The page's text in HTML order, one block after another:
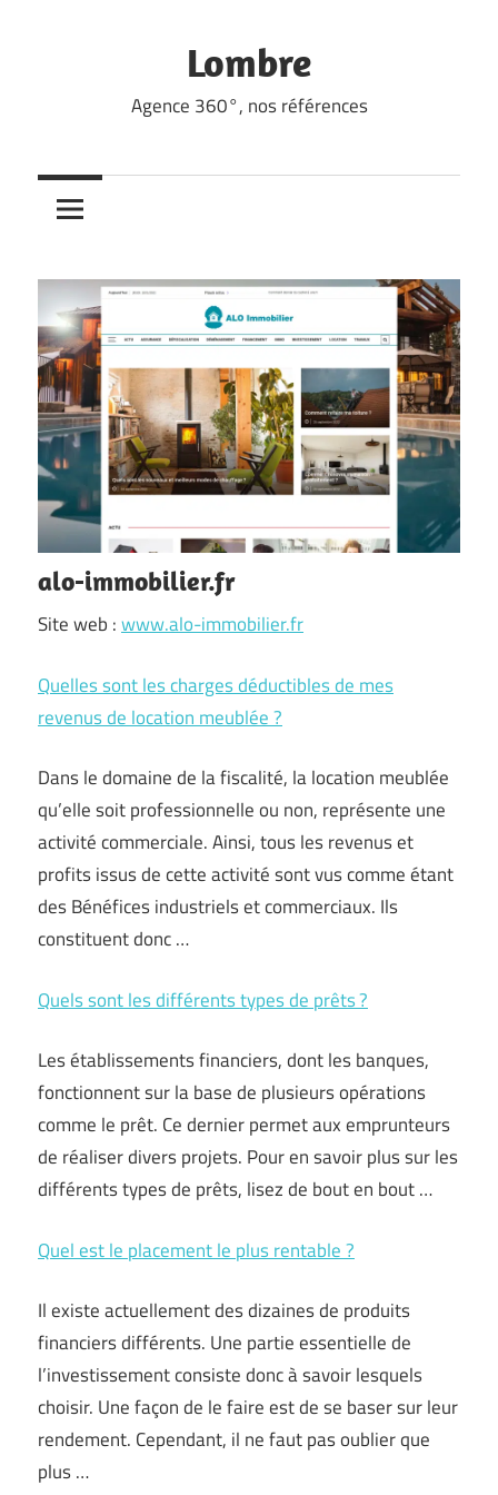
Lombre
Agence 360°, nos références
alo-immobilier.fr
Site web :www.alo-immobilier.fr
Quelles sont les charges déductibles de mes
revenus de location meublée ?
Dans le domaine de la fiscalité, la location meublée
qu’elle soit professionnelle ou non, représente une
activité commerciale. Ainsi, tous les revenus et
profits issus de cette activité sont vus comme étant
des Bénéfices industriels et commerciaux. Ils
constituent donc …
Quels sont les différents types de prêts ?
Les établissements financiers, dont les banques,
fonctionnent sur la base de plusieurs opérations
comme le prêt. Ce dernier permet aux emprunteurs
de réaliser divers projets. Pour en savoir plus sur les
différents types de prêts, lisez de bout en bout …
Quel est le placement le plus rentable ?
Il existe actuellement des dizaines de produits
financiers différents. Une partie essentielle de
l’investissement consiste donc à savoir lesquels
choisir. Une façon de le faire est de se baser sur leur
rendement. Cependant, il ne faut pas oublier que
plus …